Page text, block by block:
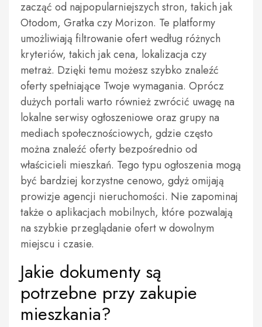
zacząć od najpopularniejszych stron, takich jak
Otodom, Gratka czy Morizon. Te platformy
umożliwiają filtrowanie ofert według różnych
kryteriów, takich jak cena, lokalizacja czy
metraż. Dzięki temu możesz szybko znaleźć
oferty spełniające Twoje wymagania. Oprócz
dużych portali warto również zwrócić uwagę na
lokalne serwisy ogłoszeniowe oraz grupy na
mediach społecznościowych, gdzie często
można znaleźć oferty bezpośrednio od
właścicieli mieszkań. Tego typu ogłoszenia mogą
być bardziej korzystne cenowo, gdyż omijają
prowizje agencji nieruchomości. Nie zapominaj
także o aplikacjach mobilnych, które pozwalają
na szybkie przeglądanie ofert w dowolnym
miejscu i czasie.
Jakie dokumenty są
potrzebne przy zakupie
mieszkania?